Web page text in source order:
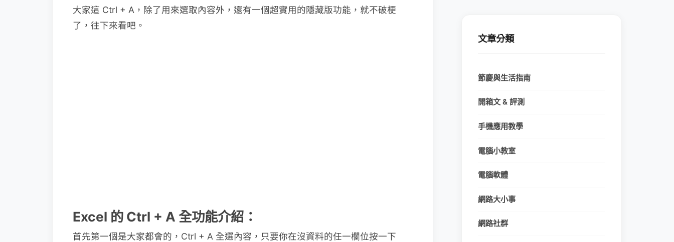
大家這 Ctrl + A，除了用來選取內容外，還有一個超實用的隱藏版功能，就不破梗
了，往下來看吧。
Excel 的 Ctrl + A 全功能介紹：
首先第一個是大家都會的，Ctrl + A 全選內容，只要你在沒資料的任一欄位按一下
文章分類
節慶與生活指南
開箱文 & 評測
手機應用教學
電腦小教室
電腦軟體
網路大小事
網路社群